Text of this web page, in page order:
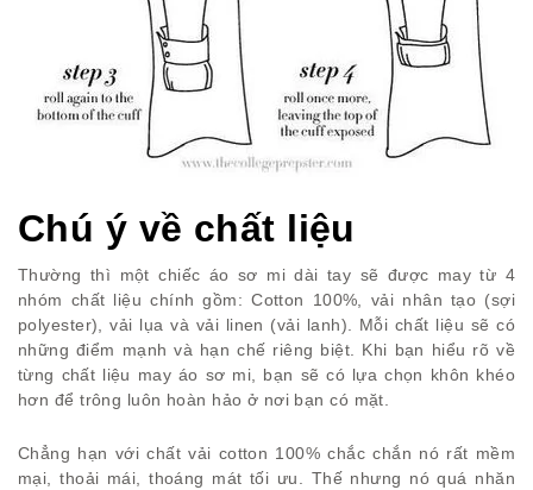
Chú ý về chất liệu
Thường thì một chiếc áo sơ mi dài tay sẽ được may từ 4
nhóm chất liệu chính gồm: Cotton 100%, vải nhân tạo (sợi
polyester), vải lụa và vải linen (vải lanh). Mỗi chất liệu sẽ có
những điểm mạnh và hạn chế riêng biệt. Khi bạn hiểu rõ về
từng chất liệu may áo sơ mi, bạn sẽ có lựa chọn khôn khéo
hơn để trông luôn hoàn hảo ở nơi bạn có mặt.
Chẳng hạn với chất vải cotton 100% chắc chắn nó rất mềm
mại, thoải mái, thoáng mát tối ưu. Thế nhưng nó quá nhăn